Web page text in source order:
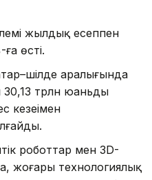
жылдық есеппен
өсті.
аралығында
30,13 трлн юаньды
кезеңімен
роботтар мен 3D-
жоғары технологиялық